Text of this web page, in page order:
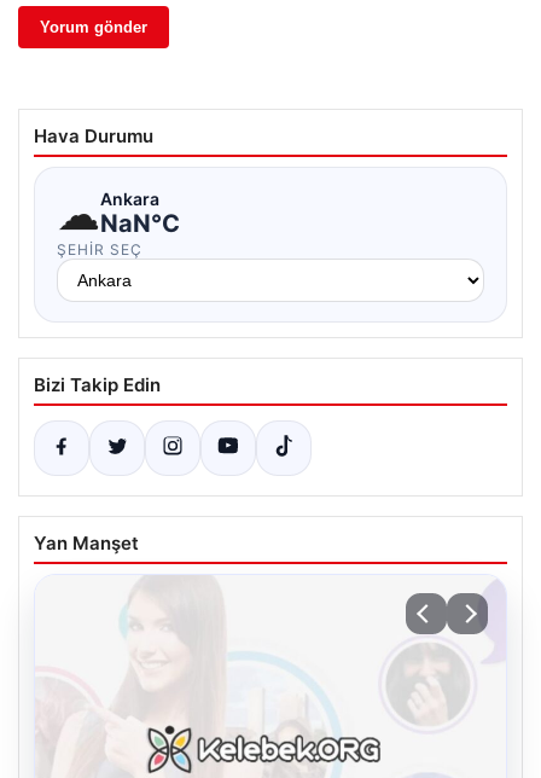
Hava Durumu
☁Ankara
NaN°C
ŞEHIR SEÇ
Bizi Takip Edin
Yan Manşet